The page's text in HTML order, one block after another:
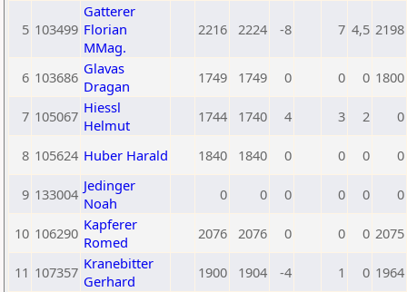
5 103499
Gatterer
Florian
MMag.
2216 2224 -8 7 4,5 2198
6 103686 Glavas
Dragan
1749 1749 0 0 0 1800
7 105067 Hiessl
Helmut
1744 1740 4 3 2 0
8 105624 Huber Harald 1840 1840 0 0 0 0
9 133004 Jedinger
Noah
0 0 0 0 0 0
10 106290 Kapferer
Romed
2076 2076 0 0 0 2075
11 107357 Kranebitter
Gerhard
1900 1904 -4 1 0 1964